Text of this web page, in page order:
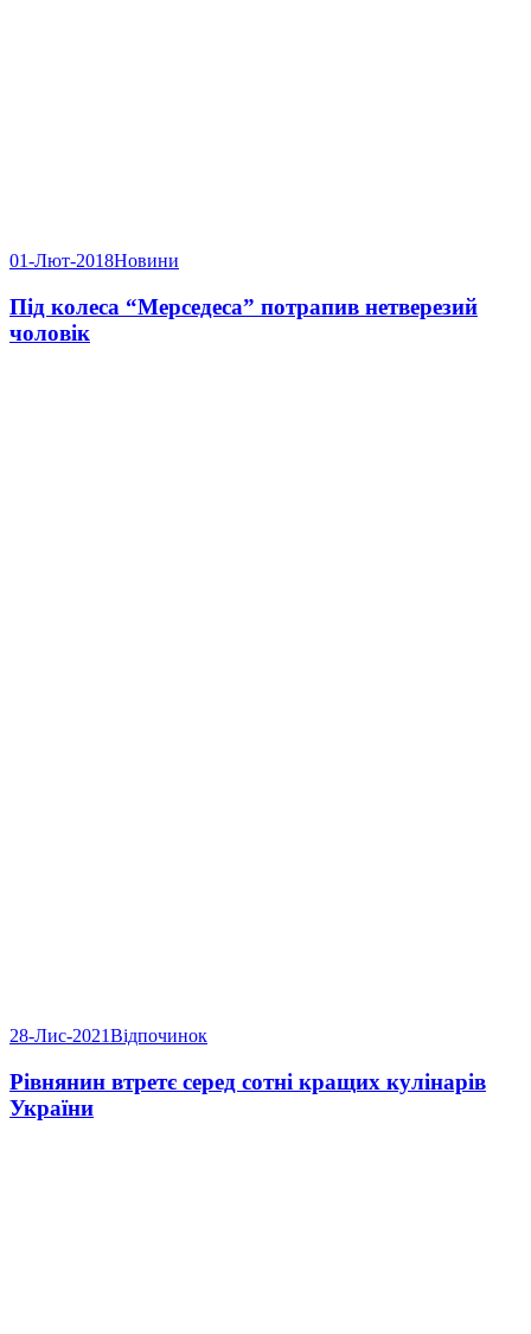
01-Лют-2018Новини
Під колеса “Мерседеса” потрапив нетверезий
чоловік
28-Лис-2021Відпочинок
Рівнянин втретє серед сотні кращих кулінарів
України